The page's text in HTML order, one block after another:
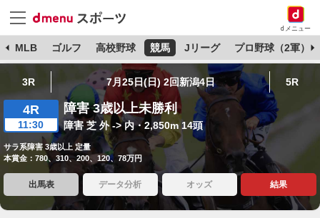
dメニュー
MLB ゴルフ 高校野球 競馬 Jリーグ プロ野球（2軍）
3R 7月25日(日) 2回新潟4日 5R
4R
11:30
障害 3歳以上未勝利
障害 芝 外 -> 内・2,850m 14頭
サラ系障害 3歳以上 定量
本賞金：780、310、200、120、78万円
出馬表 データ分析 オッズ 結果